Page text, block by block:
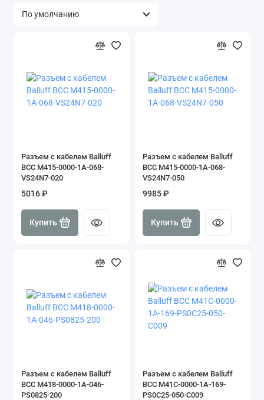
Разъем с кабелем Balluff
BCC M415-0000-1A-068-
VS24N7-020
5016 ₽
Купить
Разъем с кабелем Balluff
BCC M415-0000-1A-068-
VS24N7-050
9985 ₽
Купить
Разъем с кабелем Balluff
BCC M418-0000-1A-046-
PS0825-200
Разъем с кабелем Balluff
BCC M41C-0000-1A-169-
PS0C25-050-C009